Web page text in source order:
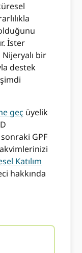
İster
bir
destek
geç üyelik
GPF
Katılım
hakkında